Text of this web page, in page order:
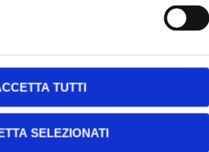
TUTTI
SELEZIONATI